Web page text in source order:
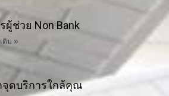
ผู้ช่วย Non Bank
ติม »
ดบริการใกล้คุณ